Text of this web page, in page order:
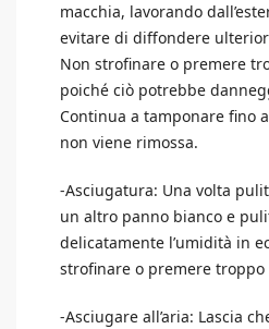
macchia, lavorando
evitare di diffondere
Non strofinare o premere
poiché ciò potrebbe
Continua a tamponare fino
non viene rimossa.
-Asciugatura: Una volta
un altro panno bianco e
delicatamente l’umidità in
strofinare o premere troppo
-Asciugare all’aria: Lascia